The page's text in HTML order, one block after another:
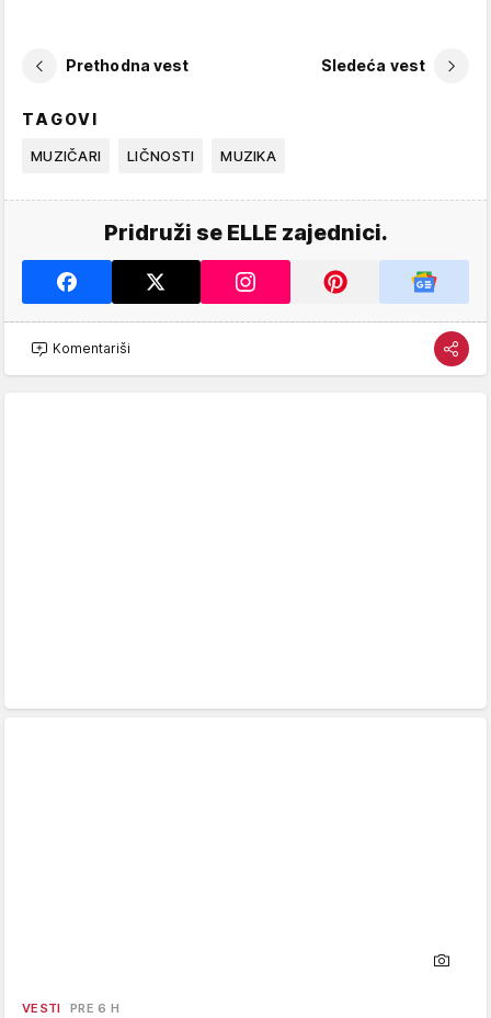
Prethodna vest Sledeća vest
TAGOVI
MUZIČARI LIČNOSTI MUZIKA
Pridruži se ELLE zajednici.
Komentariši
VESTI PRE 6 H